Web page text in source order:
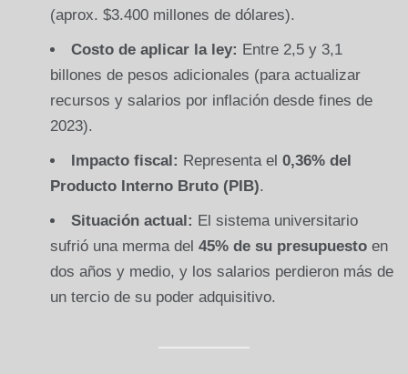
(aprox. $3.400 millones de dólares).
Costo de aplicar la ley: Entre 2,5 y 3,1
billones de pesos adicionales (para actualizar
recursos y salarios por inflación desde fines de
2023).
Impacto fiscal: Representa el 0,36% del
Producto Interno Bruto (PIB).
Situación actual: El sistema universitario
sufrió una merma del 45% de su presupuesto en
dos años y medio, y los salarios perdieron más de
un tercio de su poder adquisitivo.